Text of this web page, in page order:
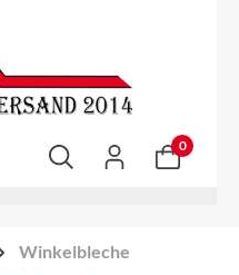
0
Winkelbleche